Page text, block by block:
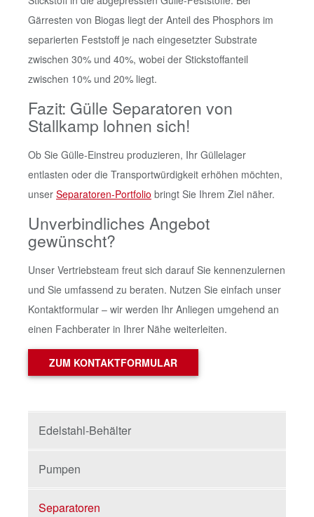
Gärresten von Biogas liegt der Anteil des Phosphors im
separierten Feststoff je nach eingesetzter Substrate
zwischen 30% und 40%, wobei der Stickstoffanteil
zwischen 10% und 20% liegt.
Fazit: Gülle Separatoren von
Stallkamp lohnen sich!
Ob Sie Gülle-Einstreu produzieren, Ihr Güllelager
entlasten oder die Transportwürdigkeit erhöhen möchten,
unser Separatoren-Portfolio bringt Sie Ihrem Ziel näher.
Unverbindliches Angebot
gewünscht?
Unser Vertriebsteam freut sich darauf Sie kennenzulernen
und Sie umfassend zu beraten. Nutzen Sie einfach unser
Kontaktformular – wir werden Ihr Anliegen umgehend an
einen Fachberater in Ihrer Nähe weiterleiten.
ZUM KONTAKTFORMULAR
Edelstahl-Behälter
Pumpen
Separatoren